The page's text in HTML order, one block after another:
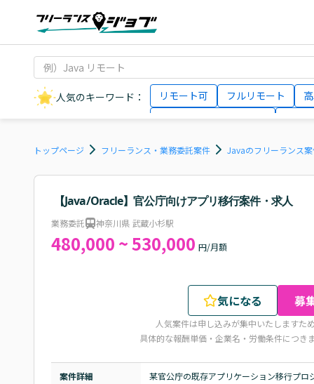
人気のキーワード： リモート可 フルリモート
AIエンジニア
トップページ フリーランス・業務委託案件 Javaのフリーランス
【Java/Oracle】官公庁向けアプリ移行案件・求人
業務委託 神奈川県 武蔵小杉駅
480,000 ~ 530,000 円/月額
気になる 募
人気案件は申し込みが集中いたしますた
具体的な報酬単価・企業名・労働条件につき
案件詳細
某官公庁の既存アプリケーション移行プ